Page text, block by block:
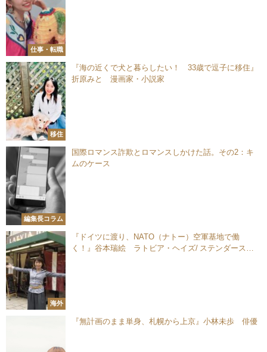
仕事・転職
移住
『海の近くで犬と暮らしたい！ 33歳で逗子に移住』
折原みと 漫画家・小説家
編集長コラム
国際ロマンス詐欺とロマンスしかけた話。その2：キ
ムのケース
海外
『ドイツに渡り、NATO（ナトー）空軍基地で働
く！』谷本瑞絵 ラトビア・ヘイズ/ ステンダース・
『無計画のまま単身、札幌から上京』小林未歩 俳優